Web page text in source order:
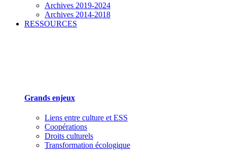
Archives 2019-2024
Archives 2014-2018
RESSOURCES
Grands enjeux
Liens entre culture et ESS
Coopérations
Droits culturels
Transformation écologique